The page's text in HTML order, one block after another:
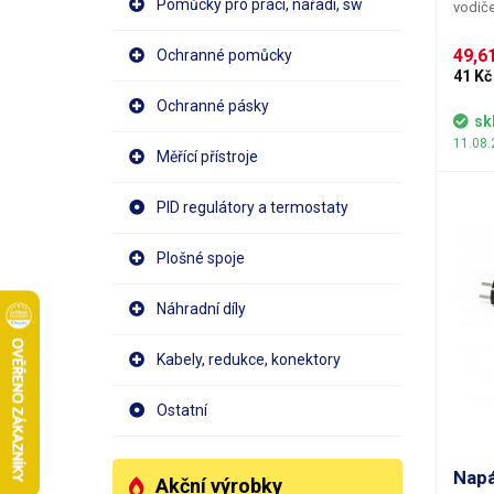
Pomůcky pro práci, nářadí, sw
Ochranné pomůcky
Ochranné pásky
Měřící přístroje
PID regulátory a termostaty
Plošné spoje
Náhradní díly
Kabely, redukce, konektory
Ostatní
Akční výrobky
41 Kč